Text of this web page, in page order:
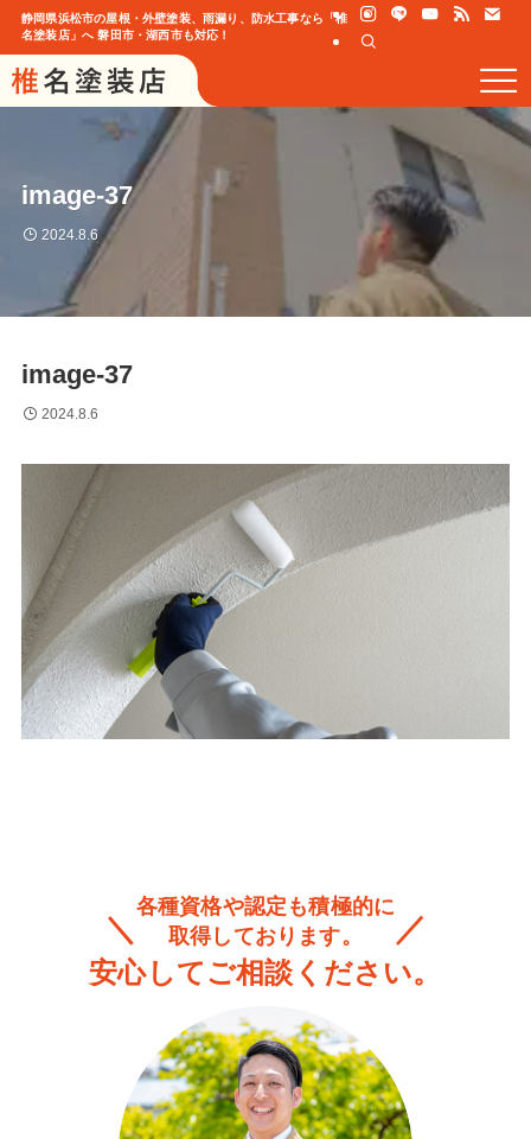
静岡県浜松市の屋根・外壁塗装、雨漏り、防水工事なら「椎
名塗装店」へ 磐田市・湖西市も対応！
image-37
2024.8.6
image-37
2024.8.6
各種資格や認定も積極的に
取得しております。
安心してご相談ください。